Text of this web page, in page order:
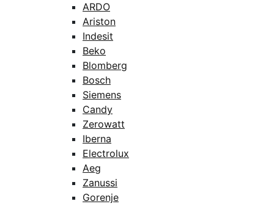
ARDO
Ariston
Indesit
Beko
Blomberg
Bosch
Siemens
Candy
Zerowatt
Iberna
Electrolux
Aeg
Zanussi
Gorenje